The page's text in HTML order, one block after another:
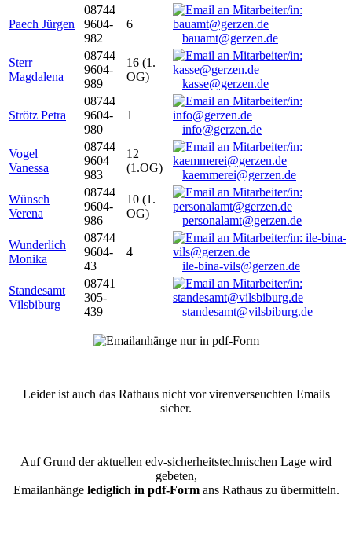
Paech Jürgen
08744
9604-
982
6
bauamt@gerzen.de
Sterr
Magdalena
08744
9604-
989
16 (1.
OG)
kasse@gerzen.de
Strötz Petra
08744
9604-
980
1
info@gerzen.de
Vogel
Vanessa
08744
9604
983
12
(1.OG)
kaemmerei@gerzen.de
Wünsch
Verena
08744
9604-
986
10 (1.
OG)
personalamt@gerzen.de
Wunderlich
Monika
08744
9604-
43
4
ile-bina-vils@gerzen.de
Standesamt
Vilsbiburg
08741
305-
439
standesamt@vilsbiburg.de
Leider ist auch das Rathaus nicht vor virenverseuchten Emails
sicher.
Auf Grund der aktuellen edv-sicherheitstechnischen Lage wird
gebeten,
Emailanhänge lediglich in pdf-Formans Rathaus zu übermitteln.